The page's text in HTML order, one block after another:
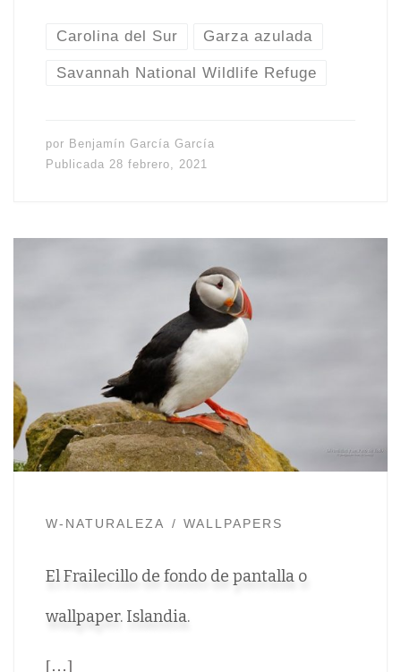
Carolina del Sur Garza azulada
Savannah National Wildlife Refuge
por Benjamín García García
Publicada 28 febrero, 2021
W-NATURALEZA WALLPAPERS
El Frailecillo de fondo de pantalla o
wallpaper. Islandia.
[…]